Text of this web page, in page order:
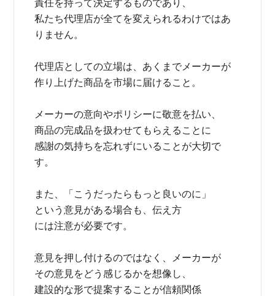
責任を持って決定するものであり、
私たち代理店が全てを変えられるわけではあ
りません。
代理店としての立場は、あくまでメーカーが
作り上げた商品を市場に届けること。
メーカーの意向やポリシーに敬意を払い、
商品の完成品を扱わせてもらえることに
感謝の気持ちを忘れずにいることが大切で
す。
また、「こうだったらもっと良いのに」
という意見がある場合も、伝え方
には注意が必要です。
意見を押し付けるのではなく、メーカーが
その意見をどう感じるかを想像し、
建設的な形で提案することが信頼関係